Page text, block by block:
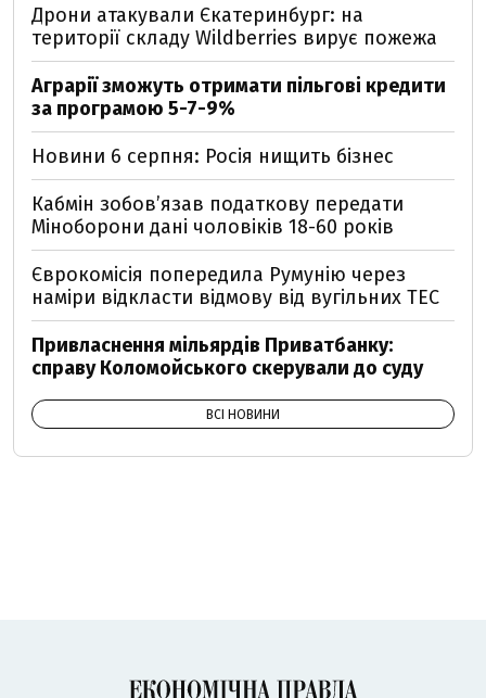
Дрони атакували Єкатеринбург: на
території складу Wildberries вирує пожежа
Аграрії зможуть отримати пільгові кредити
за програмою 5-7-9%
Новини 6 серпня: Росія нищить бізнес
Кабмін зобовʼязав податкову передати
Міноборони дані чоловіків 18-60 років
Єврокомісія попередила Румунію через
наміри відкласти відмову від вугільних ТЕС
Привласнення мільярдів Приватбанку:
справу Коломойського скерували до суду
ВСІ НОВИНИ